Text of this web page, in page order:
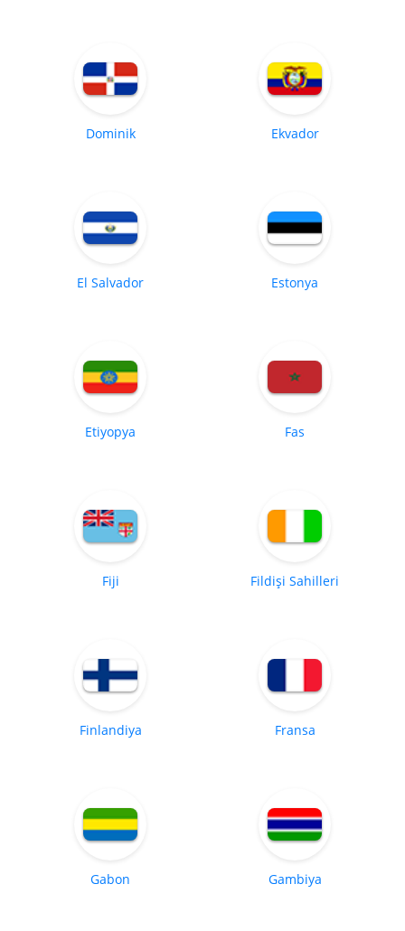
Dominik Ekvador
El Salvador Estonya
Etiyopya Fas
Fiji Fildişi Sahilleri
Finlandiya Fransa
Gabon Gambiya